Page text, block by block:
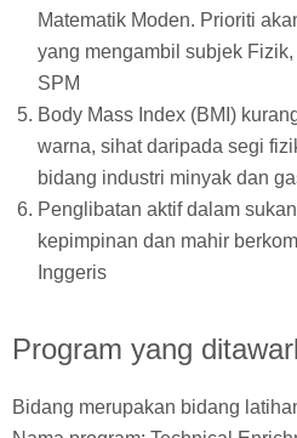
Matematik Moden. Prioriti
yang mengambil subjek
SPM
Body Mass Index (BMI)
warna, sihat daripada segi
bidang industri minyak dan
Penglibatan aktif dalam
kepimpinan dan mahir
Inggeris
Program yang
Bidang merupakan bidang